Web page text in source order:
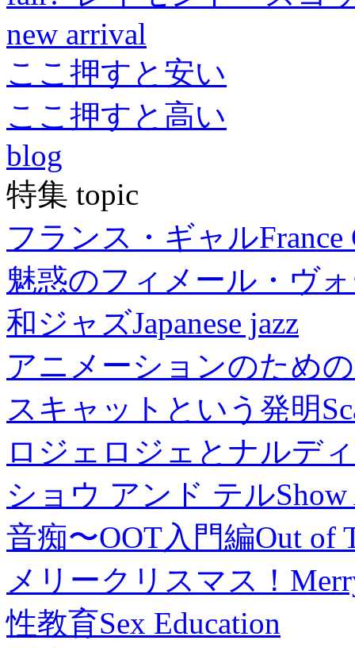
new arrival
ここ押すと安い
ここ押すと高い
blog
特集 topic
フランス・ギャルFrance
魅惑のフィメール・ヴ
和ジャズJapanese jazz
アニメーションのため
スキャットという発明
ロジェロジェとナルデ
ショウ アンド テル
音痴〜OOT入門編Out of
メリークリスマス！
性教育Sex Education